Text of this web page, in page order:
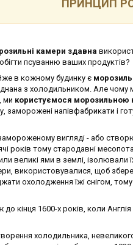
ПРИНЦИП
камери здавна
псуванню ваших продуктів?
в кожному будинку є
з холодильником. Але чому
ми користуємося морозильною
заморожені напівфабрикати і
замороженому вигляді - або
років тому стародавні
великі ями в землі, ізолювали
використовувалися, щоб
охолодження їжі снігом,
до кінця 1600-х років, коли
холодильника,